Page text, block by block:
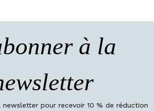
à la
newsletter pour recevoir 10 % de réduction